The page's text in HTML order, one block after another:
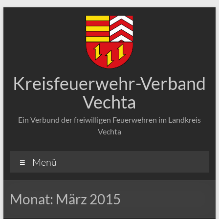
Kreisfeuerwehr-Verband
Vechta
Ein Verbund der freiwilligen Feuerwehren im Landkreis
Vechta
Menü
Monat: März 2015